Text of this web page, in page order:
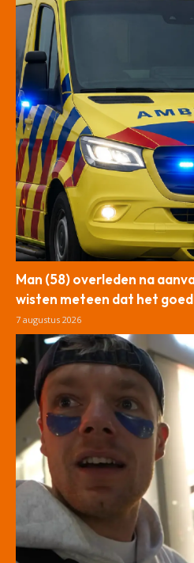
Man (58) overleden na
wisten meteen dat het goed
7 augustus 2026